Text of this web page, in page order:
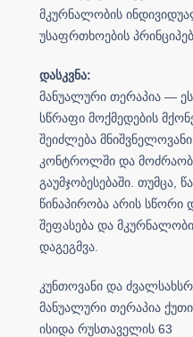
მკურნალობის
უსაფრთხოების
დასკვნა:
მანუალური თერაპია —
სწრაფი მოქმედების
შეიძლება
კონტროლში და
გაუმჯობესებაში. თუმცა,
წინაპირობა არის სწორი
შეფასება და
დაგეგმვა.
კუნთოვანი და
მანუალური თერაპია
ისიდა რუსთაველის 63